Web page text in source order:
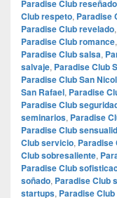
Paradise Club reseñado
Club respeto, Paradise
Paradise Club revelado,
Paradise Club romance,
Paradise Club salsa,
salvaje, Paradise Club
Paradise Club San
San Rafael, Paradise
Paradise Club
seminarios, Paradise
Paradise Club
Club servicio, Paradise
Club sobresaliente,
Paradise Club
soñado, Paradise Club
startups, Paradise